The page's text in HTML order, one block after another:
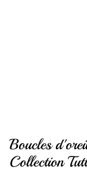
Boucles
Collection